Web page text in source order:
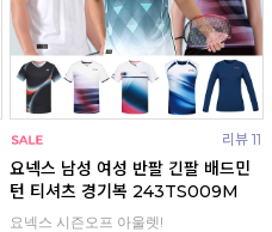
리뷰 11
요넥스 남성 여성 반팔 긴팔 배드민
턴 티셔츠 경기복 243TS009M
요넥스 시즌오프 아울렛!